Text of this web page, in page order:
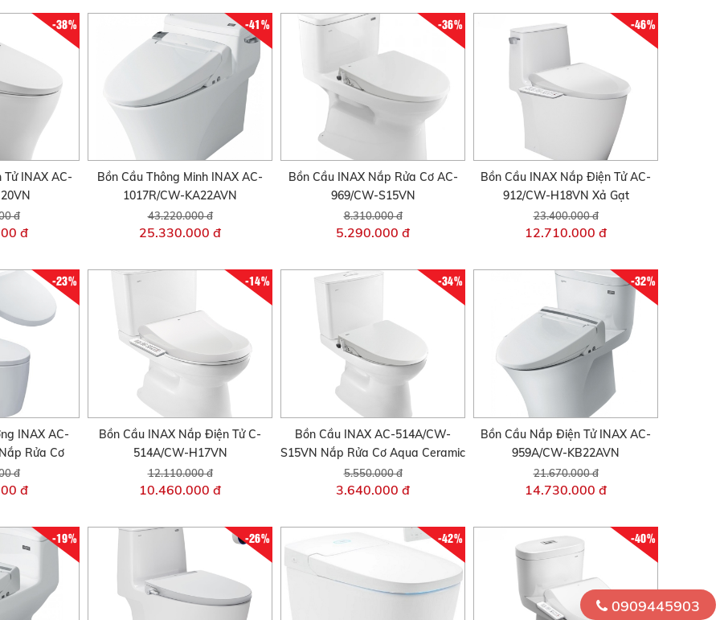
-38%
INAX AC-
đ
đ
-41%
Bồn Cầu Thông Minh INAX AC-
1017R/CW-KA22AVN
43.220.000 đ
25.330.000 đ
-36%
Bồn Cầu INAX Nắp Rửa Cơ AC-
969/CW-S15VN
8.310.000 đ
5.290.000 đ
-46%
Bồn Cầu INAX Nắp Điện Tử AC-
912/CW-H18VN Xả Gạt
23.400.000 đ
12.710.000 đ
-23%
INAX AC-
Rửa Cơ
đ
đ
-14%
Bồn Cầu INAX Nắp Điện Tử C-
514A/CW-H17VN
12.110.000 đ
10.460.000 đ
-34%
Bồn Cầu INAX AC-514A/CW-
S15VN Nắp Rửa Cơ Aqua Ceramic
5.550.000 đ
3.640.000 đ
-32%
Bồn Cầu Nắp Điện Tử INAX AC-
959A/CW-KB22AVN
21.670.000 đ
14.730.000 đ
-19% -26% -42% -40%
0909445903